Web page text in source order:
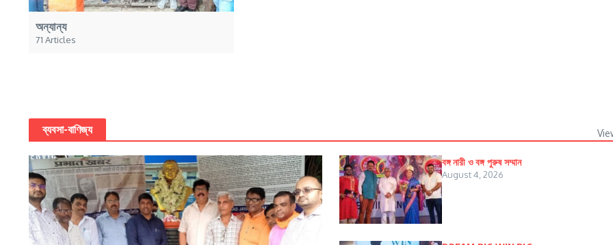
অন্যান্য
71 Articles
ব্যবসা-বাণিজ্য
বঙ্গ নারী ও বঙ্গ পুরুষ সম্মান
August 4, 2026